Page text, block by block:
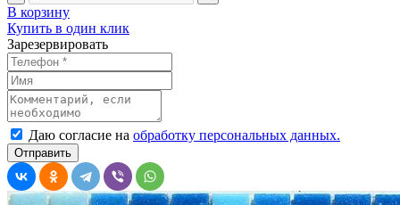
В корзину
Купить в один клик
Зарезервировать
Даю согласие на обработку персональных данных.